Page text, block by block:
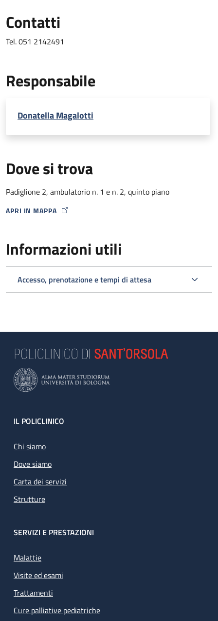
arteria epatica, arteria mesenterica superiore, arteria
EcocolorDoppler dei vasi del collo (carotidi, vertebrali,
Stroke)
Contatti
Tel. 051 2142491
Responsabile
Donatella Magalotti
Dove si trova
Padiglione 2, ambulatorio n. 1 e n. 2, quinto piano
APRI IN MAPPA
MAP ICON
Informazioni utili
Accesso, prenotazione e tempi di attesa
Footer
IL POLICLINICO
Chi siamo
Dove siamo
Carta dei servizi
Strutture
SERVIZI E PRESTAZIONI
Malattie
Visite ed esami
Trattamenti
Cure palliative pediatriche